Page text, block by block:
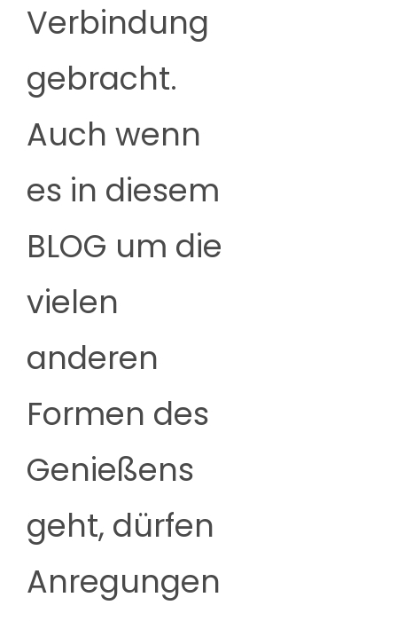
Verbindung
gebracht.
Auch wenn
es in diesem
BLOG um die
vielen
anderen
Formen des
Genießens
geht, dürfen
Anregungen